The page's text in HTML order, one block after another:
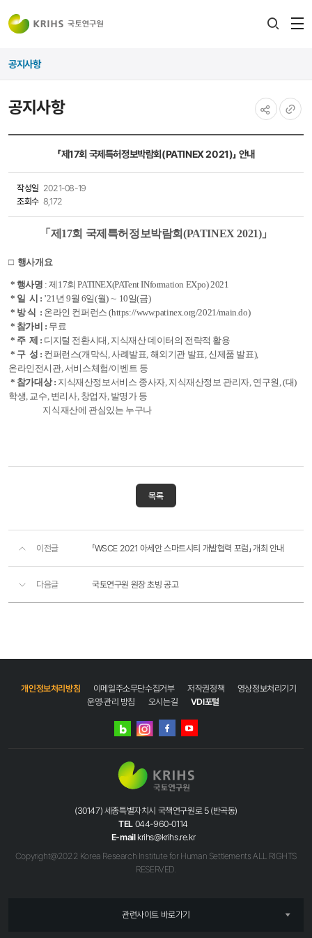
공지사항
공지사항
「제17회 국제특허정보박람회(PATINEX 2021)」 안내
작성일 2021-08-19
조회수 8,172
「제17회 국제특허정보박람회(PATINEX 2021)」
□ 행사개요
* 행사명 : 제17회 PATINEX(PATent INformation EXpo) 2021
* 일 시 : ’21년 9월 6일(월) ∼ 10일(금)
* 방 식 : 온라인 컨퍼런스 (https://www.patinex.org/2021/main.do)
* 참가비 : 무료
* 주 제 : 디지털 전환시대, 지식재산 데이터의 전략적 활용
* 구 성 : 컨퍼런스(개막식, 사례발표, 해외기관 발표, 신제품 발표),
온라인전시관, 서비스체험/이벤트 등
* 참가대상 : 지식재산정보서비스 종사자, 지식재산정보 관리자, 연구원, (대)
학생, 교수, 변리사, 창업자, 발명가 등
지식재산에 관심있는 누구나
목록
이전글 「WSCE 2021 아세안 스마트시티 개발협력 포럼」 개최 안내
다음글 국토연구원 원장 초빙 공고
개인정보처리방침 이메일주소무단수집거부 저작권정책
영상정보처리기기
운영·관리 방침
오시는길 VDI포털
네이버
인스타그램
(30147) 세종특별자치시 국책연구원로 5 (반곡동)
TEL 044-960-0114
E-mail krihs@krihs.re.kr
Copyright@2022 Korea Research Institute for Human Settlements ALL RIGHTS
RESERVED.
관련사이트 바로가기